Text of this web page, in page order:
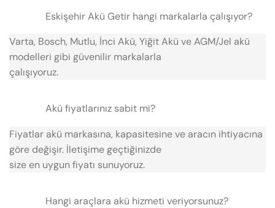
Eskişehir Akü Getir hangi markalarla çalışıyor?
Varta, Bosch, Mutlu, İnci Akü, Yiğit Akü ve AGM/Jel akü
modelleri gibi güvenilir markalarla
çalışıyoruz.
Akü fiyatlarınız sabit mi?
Fiyatlar akü markasına, kapasitesine ve aracın ihtiyacına
göre değişir. İletişime geçtiğinizde
size en uygun fiyatı sunuyoruz.
Hangi araçlara akü hizmeti veriyorsunuz?